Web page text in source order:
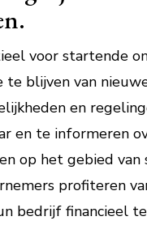
voor startende
te blijven van
en
en te informeren
op het gebied van
profiteren
bedrijf financieel